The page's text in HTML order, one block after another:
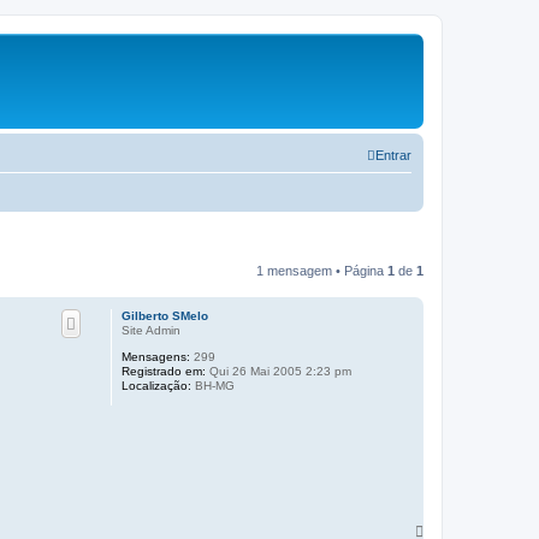
Entrar
1 mensagem • Página 1 de 1
Gilberto SMelo
Site Admin
Mensagens: 299
Registrado em: Qui 26 Mai 2005 2:23 pm
Localização: BH-MG